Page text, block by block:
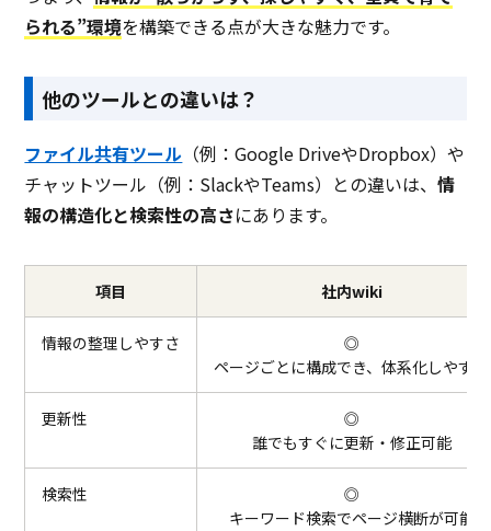
られる”環境を構築できる点が大きな魅力です。
他のツールとの違いは？
ファイル共有ツール （例：Google DriveやDropbox）や
チャットツール（例：SlackやTeams）との違いは、情
報の構造化と検索性の高さにあります。
項目 社内wiki
情報の整理しやすさ
◎
ページごとに構成でき、体系化しやすい
更新性
◎
誰でもすぐに更新・修正可能
検索性
◎
キーワード検索でページ横断が可能